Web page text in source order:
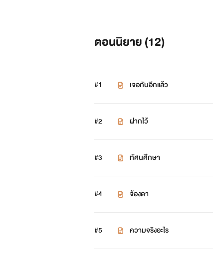
“ก็ไอ้ชานนท์ไง หล่อใช้ได้นะกะ
“ไม่ได้ถามเธอ” พี่เมฆาดีดหูยัยเ
“ไม่สนอะพี่ ผู้ชายเจ้าชู้แบบนั้น
“กะทิไม่รู้หรอ ว่าไอ้ชานนท์
ตอนนิยาย (12)
#1 เจอกันอีกแล้ว
#2 ฝากไว้
#3 ทัศนศึกษา
#4 จ้องตา
#5 ความจริงอะไร